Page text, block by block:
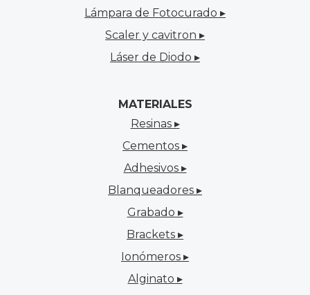
Lámpara de Fotocurado ▸
Scaler y cavitron ▸
Láser de Diodo ▸
MATERIALES
Resinas ▸
Cementos ▸
Adhesivos ▸
Blanqueadores ▸
Grabado ▸
Brackets ▸
Ionómeros ▸
Alginato ▸